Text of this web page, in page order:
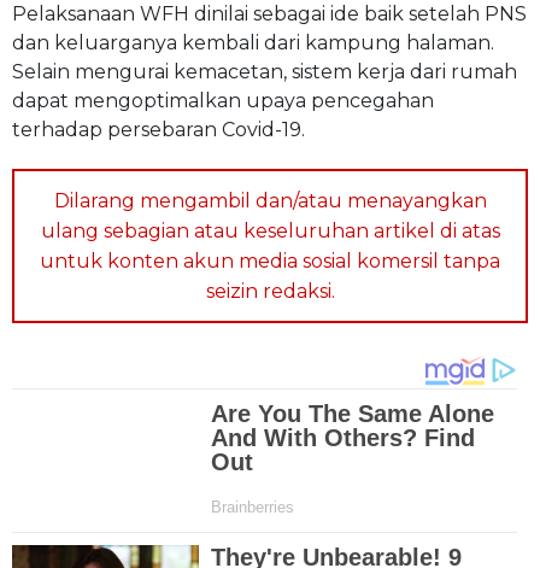
Pelaksanaan WFH dinilai sebagai ide baik setelah PNS
dan keluarganya kembali dari kampung halaman.
Selain mengurai kemacetan, sistem kerja dari rumah
dapat mengoptimalkan upaya pencegahan
terhadap persebaran Covid-19.
Dilarang mengambil dan/atau menayangkan
ulang sebagian atau keseluruhan artikel di atas
untuk konten akun media sosial komersil tanpa
seizin redaksi.